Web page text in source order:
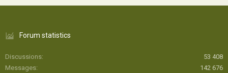
Forum statistics
Discussions
53 408
Messages
142 676